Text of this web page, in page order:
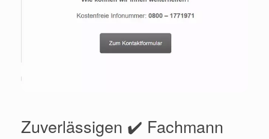
Zuverlässigen ✔️ Fachmann